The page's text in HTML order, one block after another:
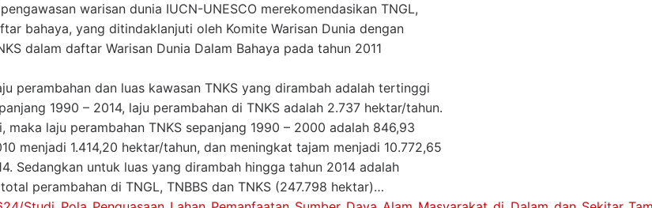
warisan dunia IUCN-UNESCO merekomendasikan TNGL,
bahaya, yang ditindaklanjuti oleh Komite Warisan Dunia dengan
dalam daftar Warisan Dunia Dalam Bahaya pada tahun 2011
perambahan dan luas kawasan TNKS yang dirambah adalah tertinggi
1990 – 2014, laju perambahan di TNKS adalah 2.737 hektar/tahun.
laju perambahan TNKS sepanjang 1990 – 2000 adalah 846,93
menjadi 1.414,20 hektar/tahun, dan meningkat tajam menjadi 10.772,65
Sedangkan untuk luas yang dirambah hingga tahun 2014 adalah
perambahan di TNGL, TNBBS dan TNKS (247.798 hektar)…